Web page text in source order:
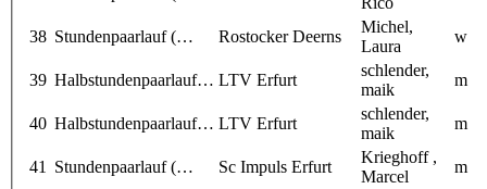
38 Stundenpaarlauf (… Rostocker Deerns
Michel,
Laura
w
39 Halbstundenpaarlauf… LTV Erfurt
schlender,
maik
m
40 Halbstundenpaarlauf… LTV Erfurt
schlender,
maik
m
41 Stundenpaarlauf (… Sc Impuls Erfurt
Krieghoff ,
Marcel
m